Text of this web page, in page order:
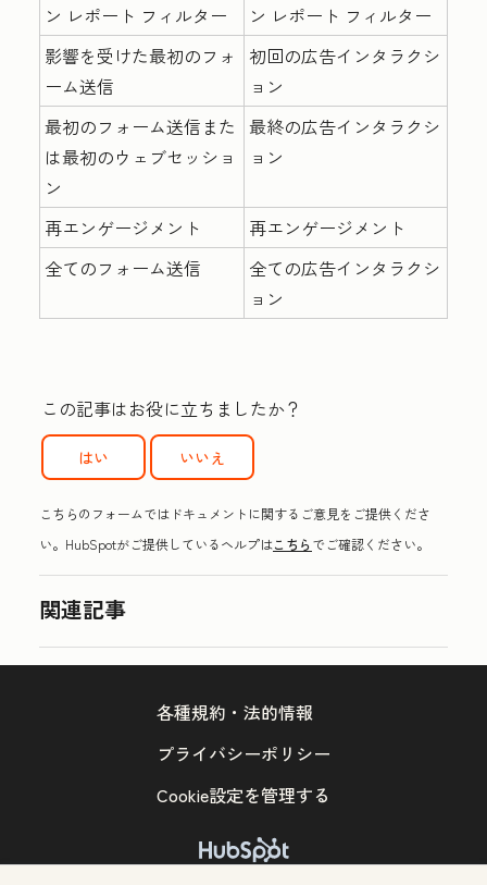
ン レポート フィルター
ン レポート フィルター
影響を受けた最初のフォ
ーム送信
初回の広告インタラクシ
ョン
最初のフォーム送信また
は最初のウェブセッショ
ン
最終の広告インタラクシ
ョン
再エンゲージメント
再エンゲージメント
全てのフォーム送信
全ての広告インタラクシ
ョン
この記事はお役に立ちましたか？
はい いいえ
こちらのフォームではドキュメントに関するご意見をご提供くださ
い。HubSpotがご提供しているヘルプはこちらでご確認ください。
関連記事
各種規約・法的情報
プライバシーポリシー
Cookie設定を管理する